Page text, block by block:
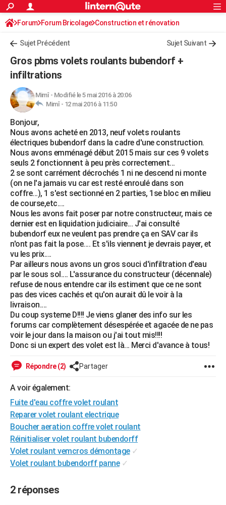
ACTUALITÉS
Politique
Société
Faits Divers
Education
Monde
Villes
+
Programme TV
TNTStreaming
Cinéma
Sorties cinéma
Musique
+FINANCE
Retraite
Impôts
Epargne
Immobilier
Risques naturels par ville
Banque
Assurance
Crédit
AUTO
Essais
Réserver un essai
Citadines
Berlines
SUV
Forum auto
HIGH-TECH
Mobiles
Meilleur smartphone
Internet
Ordinateurs
Jeux vidéo
Guide high-tech
BRICOLAGE
Forum
Aménagement intérieur
Extérieur
Cuisine
Salle de bains
Jardinage
Rangement
WEEK-END
Guides de France
Escapades
Patrimoine
Expositions
Musées
Week-end nature
+LIFESTYLE
Art de vivre
Bien-être
Loisirs
Mode
Modes de vie
SANTE
Alimentation
Guide de la santé
Maladies
Médicaments
Sommeil
VOYAGE
Destinations
City break
Voyage nature
Voyage de noces
Forum
Climat
+PHOTO
GUIDES D'ACHAT
BONS PLANS
CARTE DE VOEUX
Carte de Noël
Carte Bonne année
Carte Saint-Valentin
Carte Pâques
Carte d'anniversaire
DICTIONNAIRE
Dictionnaire
Biographies
Citations
Expressions
Proverbes
PROGRAMME TV
COPAINS D'AVANT
AVIS DE DÉCÈS
FORUM
Bricolage
Lifestyle
Culture
Sport
Auto
Television
Voyage
Cinema
Rechercher
S'inscrire
Connexion
Forum Forum Bricolage Construction et rénovation
Sujet Précédent Sujet Suivant
Gros pbms volets roulants bubendorf +
infiltrations
Mimî- Modifié le 5 mai 2016 à 20:06
Mimî - 12 mai 2016 à 11:50
Bonjour,
Nous avons acheté en 2013, neuf volets roulants
électriques bubendorf dans la cadre d'une construction.
Nous avons emménagé début 2015 mais sur ces 9 volets
seuls 2 fonctionnent à peu près correctement...
2 se sont carrément décrochés 1 ni ne descend ni monte
(on ne l'a jamais vu car est resté enroulé dans son
coffre...), 1 s'est sectionné en 2 parties, 1se bloc en milieu
de course,etc....
Nous les avons fait poser par notre constructeur, mais ce
dernier est en liquidation judiciaire... J'ai consulté
bubendorf eux ne veulent pas prendre ça en SAV car ils
n'ont pas fait la pose.... Et s'ils viennent je devrais payer, et
vu les prix....
Par ailleurs nous avons un gros souci d'infiltration d'eau
par le sous sol.... L'assurance du constructeur (décennale)
refuse de nous entendre car ils estiment que ce ne sont
pas des vices cachés et qu'on aurait dû le voir à la
livraison....
Du coup systeme D!!!! Je viens glaner des info sur les
forums car complètement désespérée et agacée de ne pas
voir le jour dans la maison ou j'ai tout mis!!!!
Donc si un expert des volet est là... Merci d'avance à tous!
Répondre (2) Partager
A voir également:
Fuite d'eau coffre volet roulant
Reparer volet roulant electrique
Boucher aeration coffre volet roulant
Réinitialiser volet roulant bubendorff
Volet roulant vemcros démontage ✓
Volet roulant bubendorff panne ✓
2 réponses